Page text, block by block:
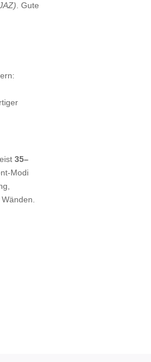
. Gute
35–